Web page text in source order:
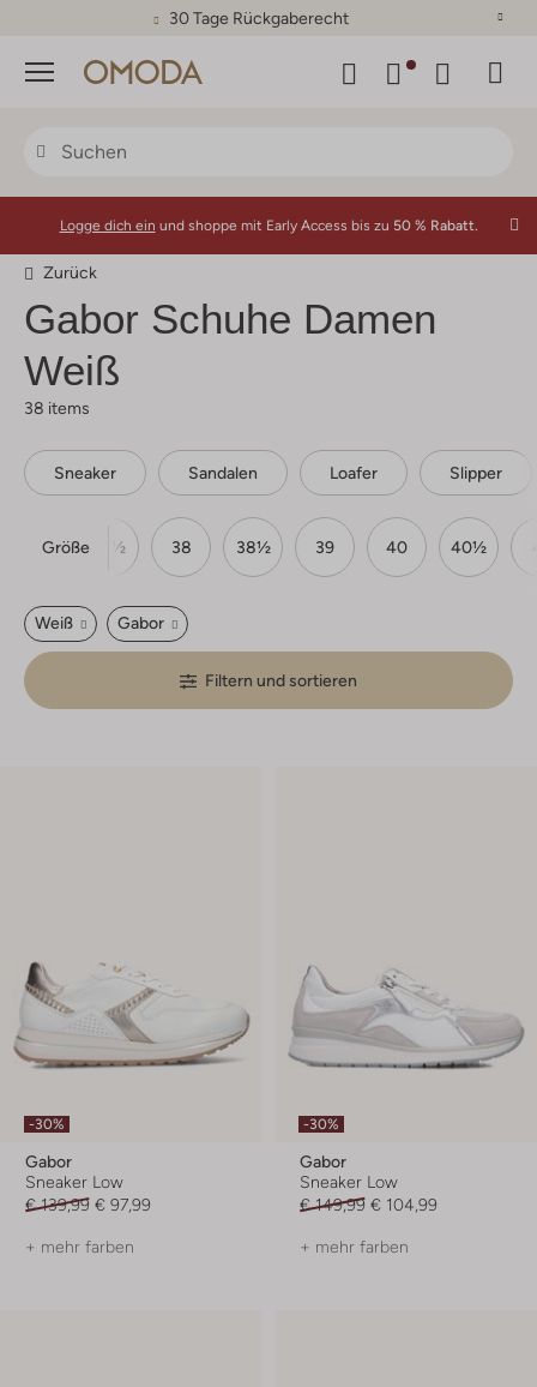
30 Tage Rückgaberecht
Menü
Logge dich ein und shoppe mit Early Access bis zu 50 % Rabatt.
Zurück
Gabor Schuhe Damen
Weiß
38 items
Sneaker Sandalen Loafer Slipper
Größe
37 37½ 38 38½ 39 40 40½
Weiß Gabor
Filtern und sortieren
-30%
Gabor
Sneaker Low
€ 139,99 € 97,99
+ mehr farben
-30%
Gabor
Sneaker Low
€ 149,99 € 104,99
+ mehr farben